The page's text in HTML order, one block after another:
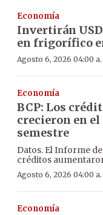
Economía
Invertirán
en frigorífico
Agosto 6, 2026 04:00 a.
Economía
BCP: Los
crecieron en
semestre
Datos. El Informe
créditos
Agosto 6, 2026 04:00 a.
Economía